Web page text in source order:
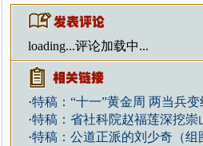
loading...评论加载中...
·特稿：“十一”黄金周 两当兵变
·特稿：省社科院赵福莲深挖崇
·特稿：公道正派的刘少奇（组